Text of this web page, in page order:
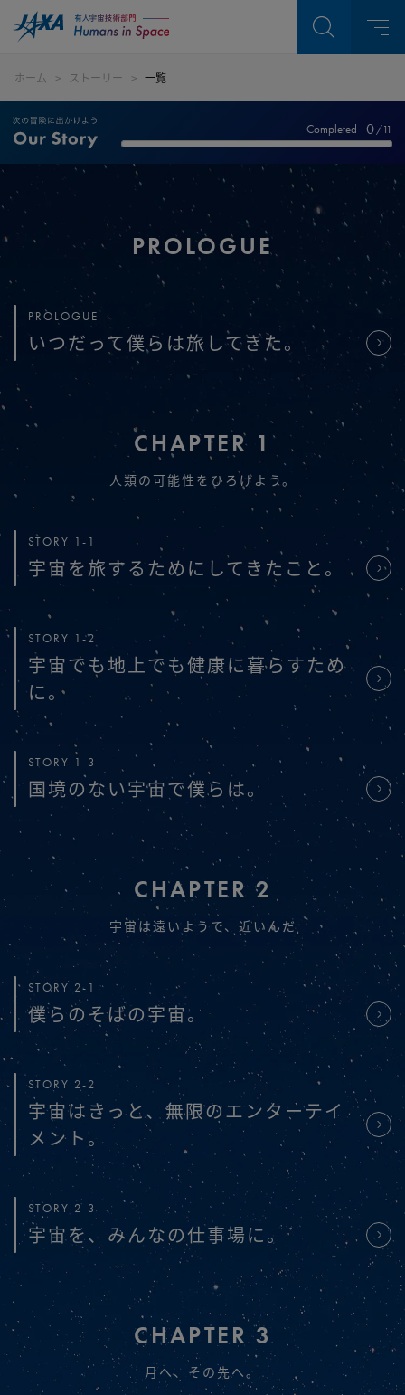
ホーム ストーリー 一覧
Completed 0/11
PROLOGUE
PROLOGUE
いつだって僕らは旅してきた。
CHAPTER 1
人類の可能性をひろげよう。
STORY 1-1
宇宙を旅するためにしてきたこと。
STORY 1-2
宇宙でも地上でも健康に暮らすため
に。
STORY 1-3
国境のない宇宙で僕らは。
CHAPTER 2
宇宙は遠いようで、近いんだ
STORY 2-1
僕らのそばの宇宙。
STORY 2-2
宇宙はきっと、無限のエンターテイ
メント。
STORY 2-3
宇宙を、みんなの仕事場に。
CHAPTER 3
月へ、その先へ。